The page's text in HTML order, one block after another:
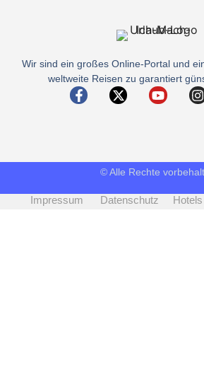
Wir sind ein großes Online-Portal und
weltweite Reisen zu garantiert
© Alle Rechte
Impressum Datenschutz